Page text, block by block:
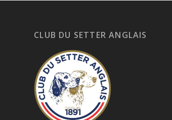
CLUB DU SETTER ANGLAIS